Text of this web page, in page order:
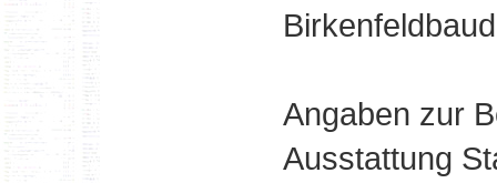
Angaben zur
Ausstattung